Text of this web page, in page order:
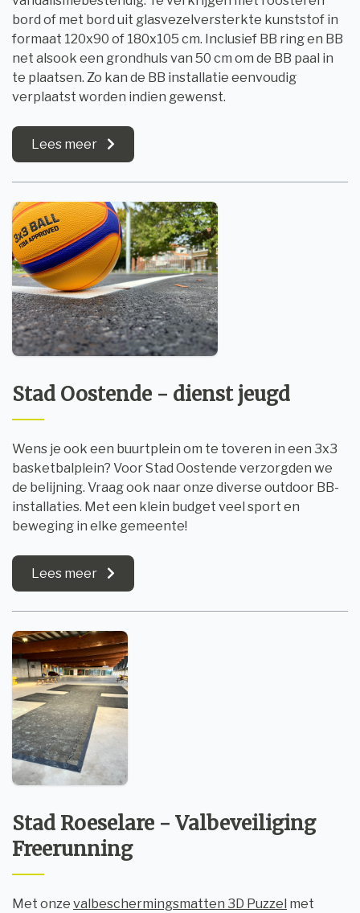
bord of met bord uit glasvezelversterkte kunststof in
formaat 120x90 of 180x105 cm. Inclusief BB ring en BB
net alsook een grondhuls van 50 cm om de BB paal in
te plaatsen. Zo kan de BB installatie eenvoudig
verplaatst worden indien gewenst.
Lees meer
Stad Oostende - dienst jeugd
Wens je ook een buurtplein om te toveren in een 3x3
basketbalplein? Voor Stad Oostende verzorgden we
de belijning. Vraag ook naar onze diverse outdoor BB-
installaties. Met een klein budget veel sport en
beweging in elke gemeente!
Lees meer
Stad Roeselare - Valbeveiliging
Freerunning
Met onze valbeschermingsmatten 3D Puzzel met